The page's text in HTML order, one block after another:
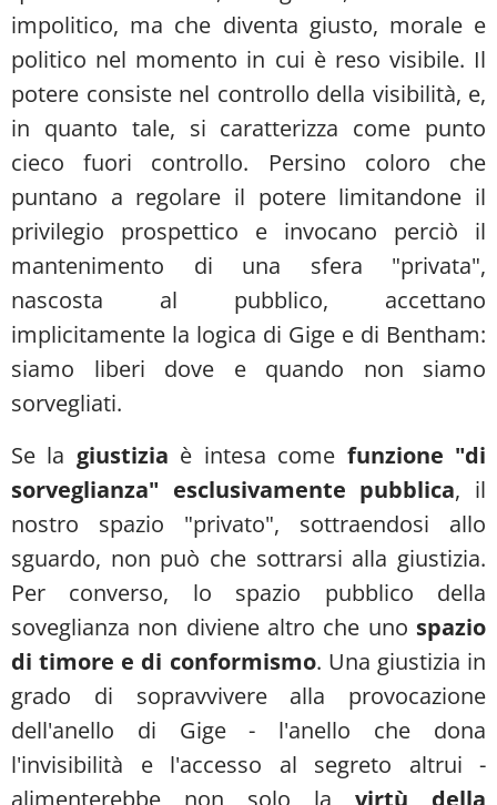
impolitico, ma che diventa giusto, morale e
politico nel momento in cui è reso visibile. Il
potere consiste nel controllo della visibilità, e,
in quanto tale, si caratterizza come punto
cieco fuori controllo. Persino coloro che
puntano a regolare il potere limitandone il
privilegio prospettico e invocano perciò il
mantenimento di una sfera "privata",
nascosta al pubblico, accettano
implicitamente la logica di Gige e di Bentham:
siamo liberi dove e quando non siamo
sorvegliati.
Se la giustizia è intesa come funzione "di
sorveglianza" esclusivamente pubblica, il
nostro spazio "privato", sottraendosi allo
sguardo, non può che sottrarsi alla giustizia.
Per converso, lo spazio pubblico della
soveglianza non diviene altro che uno spazio
di timore e di conformismo. Una giustizia in
grado di sopravvivere alla provocazione
dell'anello di Gige - l'anello che dona
l'invisibilità e l'accesso al segreto altrui -
alimenterebbe non solo la virtù della